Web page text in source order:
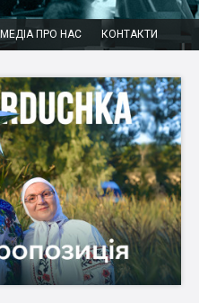
МЕДІА ПРО НАС КОНТАКТИ